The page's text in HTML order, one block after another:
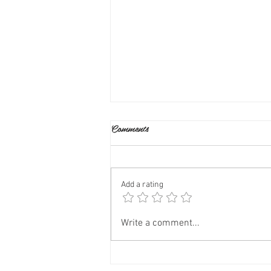
🍄 Tas nav mākonis, tā ir Ežu
dižadatene!
Comments
Add a rating
Write a comment...